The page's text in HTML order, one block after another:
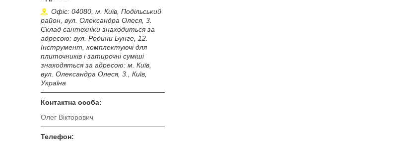
Офіс: 04080, м. Київ, Подільський
район, вул. Олександра Олеся, 3.
Склад сантехніки знаходиться за
адресою: вул. Родини Бунге, 12.
Інструмент, комплектуючі для
плиточників і затирочні суміші
знаходяться за адресою: м. Київ,
вул. Олександра Олеся, 3., Київ,
Україна
Олег Вікторович